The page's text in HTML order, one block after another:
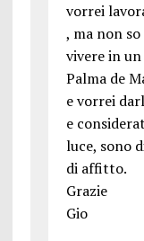
vorrei
, ma non
vivere in
Palma de
e vorrei
e
luce, sono
di affitto.
Grazie
Gio